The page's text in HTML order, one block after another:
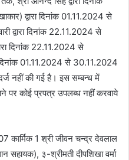
द्वारा दिनांक 01.11.2024 से
द्वारा दिनांक 22.11.2024 से
दिनांक 22.11.2024 से
01.11.2024 से 30.11.2024
नहीं की गई है। इस सम्बन्ध में
पर कोई प्रपत्र उपलब्ध नहीं करवाये
कार्मिक 1 श्री जीवन चन्द्र देवलाल
३-श्रीमती दीपशिखा वर्मा